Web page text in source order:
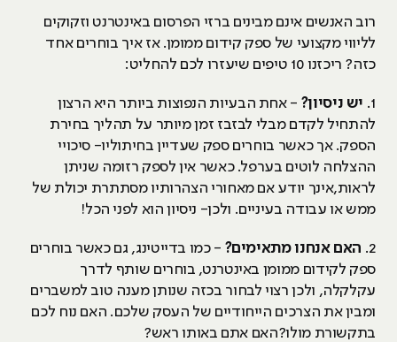
רוב האנשים אינם מבינים ברזי הפרסום באינטרנט וזקוקים
לליווי מקצועי של ספק קידום ממומן. אז איך בוחרים אחד
כזה? ריכזנו 10 טיפים שיעזרו לכם להחליט:
1. יש ניסיון? - אחת הבעיות הנפוצות ביותר היא הרצון
להתחיל לקדם מבלי לבזבז זמן מיותר על תהליך בחירת
הספק. אך כאשר בוחרים ספק שעדיין בחיתוליו- סיכויי
ההצלחה לוטים בערפל. כאשר אין לספק רזומה שניתן
לראות,אינך יודע אם מאחורי הצהרותיו מסתתרת יכולת של
ממש או עבודה בעיניים. ולכן- ניסיון הוא לפני הכל!
2. האם אנחנו מתאימים? - כמו בדייטינג, גם כאשר בוחרים
ספק לקידום ממומן באינטרנט, בוחרים שותף לדרך
עקלקלה, ולכן רצוי לבחור בכזה שנותן מענה טוב למשברים
ומבין את הצרכים הייחודיים של העסק שלכם. האם נוח לכם
בתקשורת מולו?האם אתם באותו ראש?